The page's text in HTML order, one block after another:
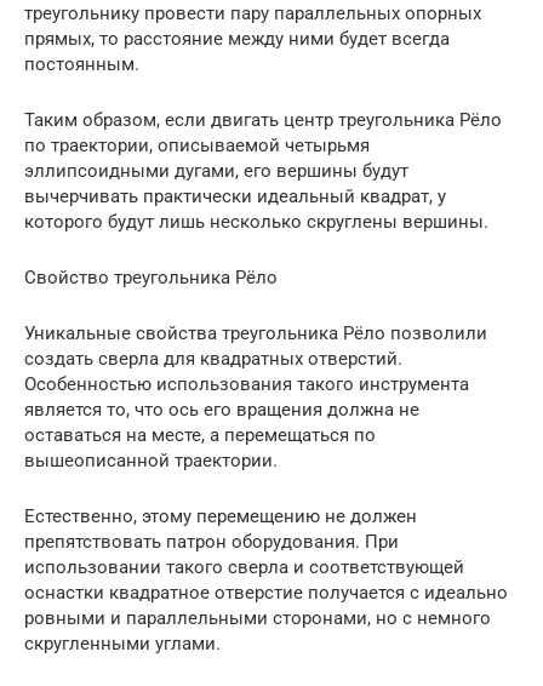
треугольнику провести пару параллельных опорных
прямых, то расстояние между ними будет всегда
постоянным.
Таким образом, если двигать центр треугольника Рёло
по траектории, описываемой четырьмя
эллипсоидными дугами, его вершины будут
вычерчивать практически идеальный квадрат, у
которого будут лишь несколько скруглены вершины.
Свойство треугольника Рёло
Уникальные свойства треугольника Рёло позволили
создать сверла для квадратных отверстий.
Особенностью использования такого инструмента
является то, что ось его вращения должна не
оставаться на месте, а перемещаться по
вышеописанной траектории.
Естественно, этому перемещению не должен
препятствовать патрон оборудования. При
использовании такого сверла и соответствующей
оснастки квадратное отверстие получается с идеально
ровными и параллельными сторонами, но с немного
скругленными углами.